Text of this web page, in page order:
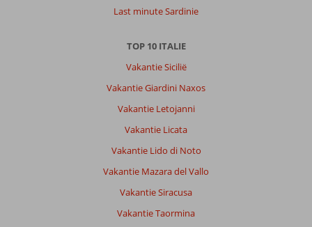
Last minute Sardinie
TOP 10 ITALIE
Vakantie Sicilië
Vakantie Giardini Naxos
Vakantie Letojanni
Vakantie Licata
Vakantie Lido di Noto
Vakantie Mazara del Vallo
Vakantie Siracusa
Vakantie Taormina